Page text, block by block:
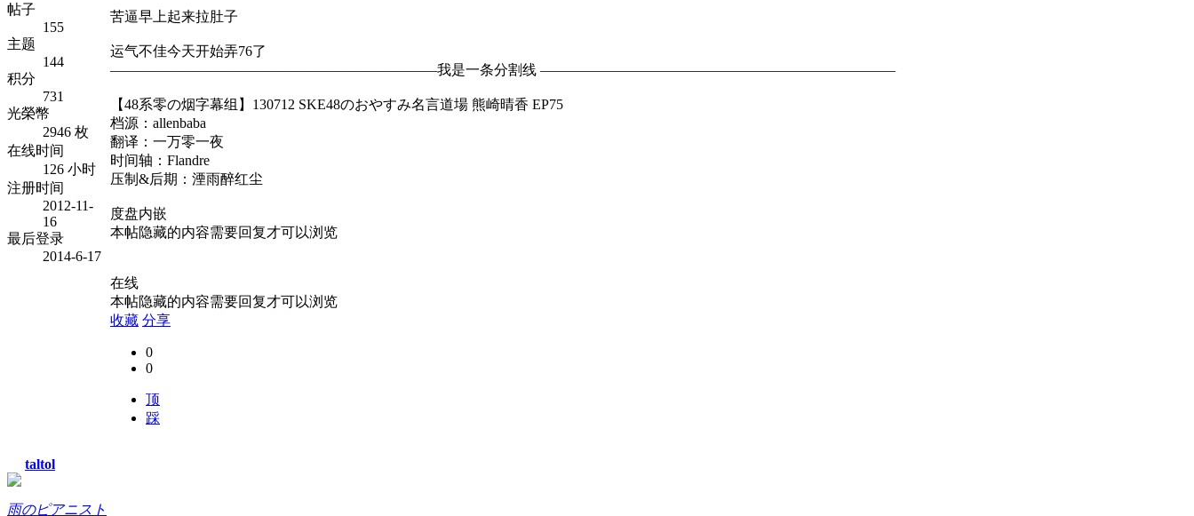
帖子
155
主题
144
积分
731
光榮幣
2946 枚
在线时间
126 小时
注册时间
2012-11-
16
最后登录
2014-6-17
苦逼早上起来拉肚子
运气不佳今天开始弄76了
———————————————————————我是一条分割线 —————————————————————————
【48系零の烟字幕组】130712 SKE48のおやすみ名言道場 熊崎晴香 EP75
档源：allenbaba
翻译：一万零一夜
时间轴：Flandre
压制&后期：湮雨醉红尘
度盘内嵌
本帖隐藏的内容需要回复才可以浏览
在线
本帖隐藏的内容需要回复才可以浏览
收藏 分享
0
0
顶
踩
taltol
雨のピアニスト